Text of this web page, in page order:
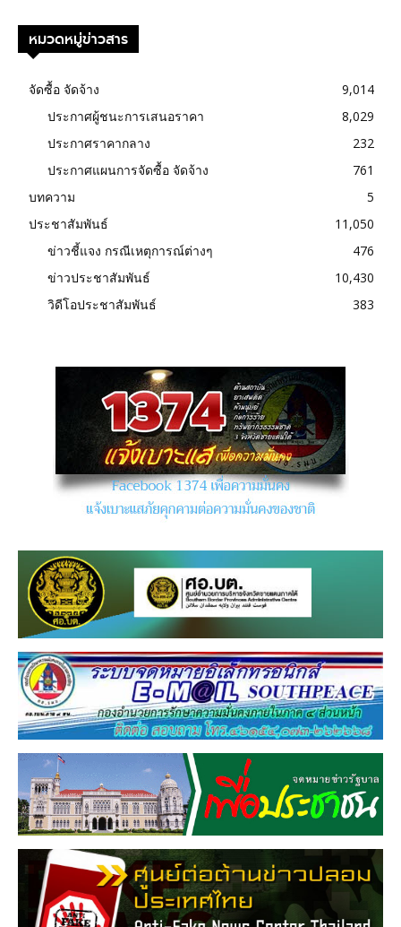
หมวดหมู่ข่าวสาร
จัดซื้อ จัดจ้าง
9,014
ประกาศผู้ชนะการเสนอราคา
8,029
ประกาศราคากลาง
232
ประกาศแผนการจัดซื้อ จัดจ้าง
761
บทความ
5
ประชาสัมพันธ์
11,050
ข่าวชี้แจง กรณีเหตุการณ์ต่างๆ
476
ข่าวประชาสัมพันธ์
10,430
วิดีโอประชาสัมพันธ์
383